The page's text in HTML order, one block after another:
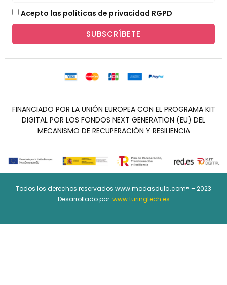
Acepto las políticas de privacidad RGPD
SUBSCRÍBETE
FINANCIADO POR LA UNIÓN EUROPEA CON EL PROGRAMA KIT
DIGITAL POR LOS FONDOS NEXT GENERATION (EU) DEL
MECANISMO DE RECUPERACIÓN Y RESILIENCIA
Todos los derechos reservados www.modasdula.com® – 2023
Desarrollado por: www.turingtech.es